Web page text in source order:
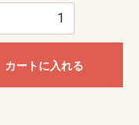
カートに入れる